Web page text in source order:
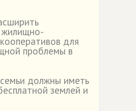
жилищно-
для
проблемы в
должны иметь
землей и